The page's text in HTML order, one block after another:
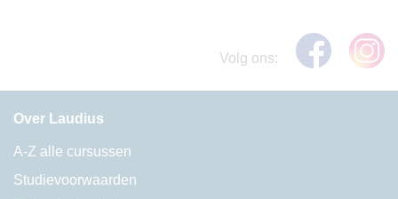
Volg ons:
Over Laudius
A-Z alle cursussen
Studievoorwaarden